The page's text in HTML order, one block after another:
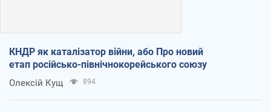
КНДР як каталізатор війни, або Про новий
етап російсько-північнокорейського союзу
Олексій Кущ 894